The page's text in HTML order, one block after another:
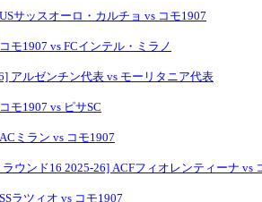
サッスオーロ・カルチョ vs コモ1907
モ1907 vs FCインテル・ミラノ
アルゼンチン代表 vs モーリタニア代表
モ1907 vs ピサSC
ミラン vs コモ1907
ウンド16 2025-26] ACFフィオレンティーナ vs
ラツィオ vs コモ1907